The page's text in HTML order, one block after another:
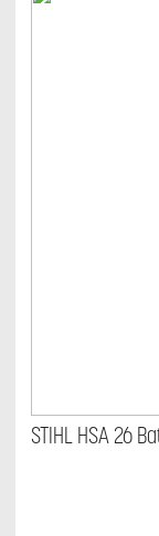
STIHL HSA 26